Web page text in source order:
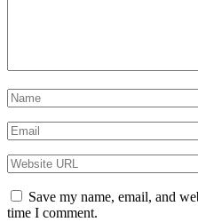
Save my name, email, and
time I comment.